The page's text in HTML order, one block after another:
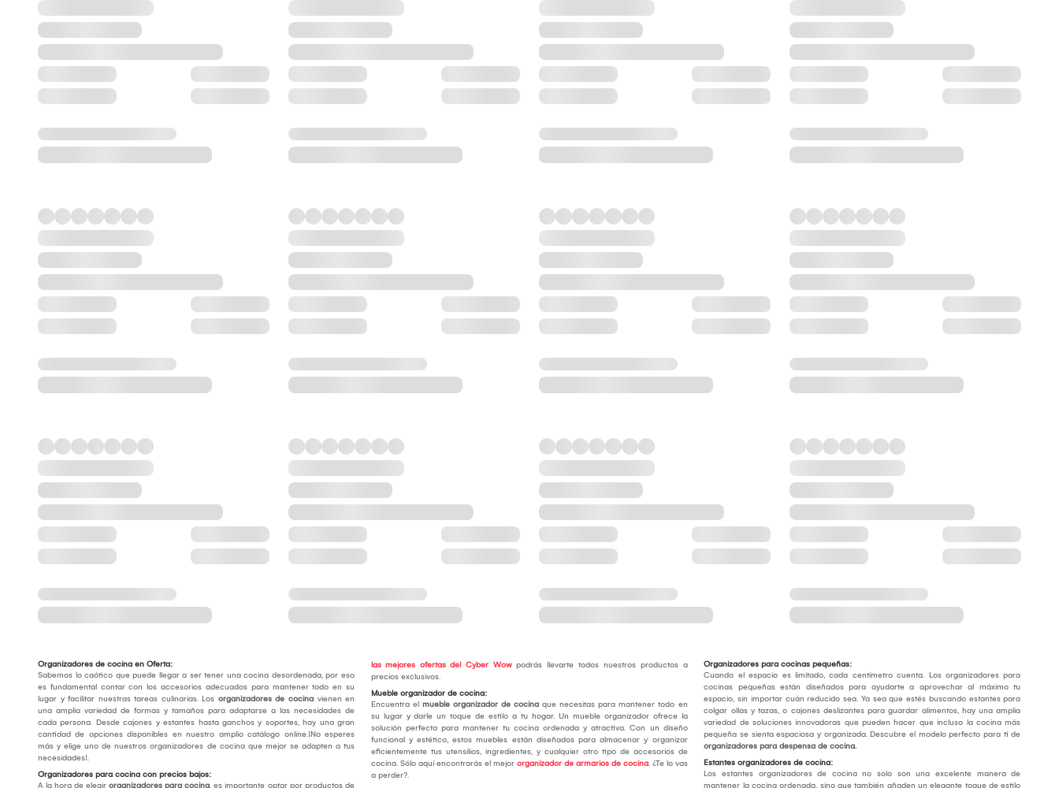
Organizadores de cocina en Oferta:
Sabemos lo caótico que puede llegar a ser tener una cocina desordenada, por eso
es fundamental contar con los accesorios adecuados para mantener todo en su
lugar y facilitar nuestras tareas culinarias. Los organizadores de cocina vienen en
una amplia variedad de formas y tamaños para adaptarse a las necesidades de
cada persona. Desde cajones y estantes hasta ganchos y soportes, hay una gran
cantidad de opciones disponibles en nuestro amplio catálogo online.¡No esperes
más y elige uno de nuestros organizadores de cocina que mejor se adapten a tus
necesidades!.
Organizadores para cocina con precios bajos:
A la hora de elegir organizadores para cocina, es importante optar por productos de
las mejores ofertas del Cyber Wowpodrás llevarte todos nuestros productos a
precios exclusivos.
Mueble organizador de cocina:
Encuentra el mueble organizador de cocina que necesitas para mantener todo en
su lugar y darle un toque de estilo a tu hogar. Un mueble organizador ofrece la
solución perfecta para mantener tu cocina ordenada y atractiva. Con un diseño
funcional y estético, estos muebles están diseñados para almacenar y organizar
eficientemente tus utensilios, ingredientes, y cualquier otro tipo de accesorios de
cocina. Sólo aquí encontrarás el mejor organizador de armarios de cocina. ¿Te lo vas
a perder?.
Organizadores para cocinas pequeñas:
Cuando el espacio es limitado, cada centímetro cuenta. Los organizadores para
cocinas pequeñas están diseñados para ayudarte a aprovechar al máximo tu
espacio, sin importar cuán reducido sea. Ya sea que estés buscando estantes para
colgar ollas y tazas, o cajones deslizantes para guardar alimentos, hay una amplia
variedad de soluciones innovadoras que pueden hacer que incluso la cocina más
pequeña se sienta espaciosa y organizada. Descubre el modelo perfecto para ti de
organizadores para despensa de cocina.
Estantes organizadores de cocina:
Los estantes organizadores de cocina no solo son una excelente manera de
mantener la cocina ordenada, sino que también añaden un elegante toque de estilo